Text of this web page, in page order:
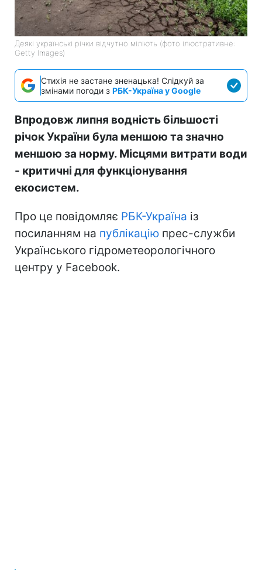
Деякі українські річки відчутно міліють (фото ілюстративне:
Getty Images)
Стихія не застане зненацька! Слідкуй за
змінами погоди з РБК-Україна у Google
Впродовж липня водність більшості
річок України була меншою та значно
меншою за норму. Місцями витрати води
- критичні для функціонування
екосистем.
Про це повідомляє РБК-Україна із
посиланням на публікацію прес-служби
Українського гідрометеорологічного
центру у Facebook.